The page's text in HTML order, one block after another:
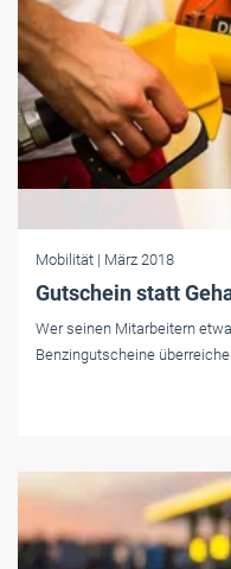
Mobilität | März 2018
Gutschein statt
Wer seinen Mitarbeitern
Benzingutscheine